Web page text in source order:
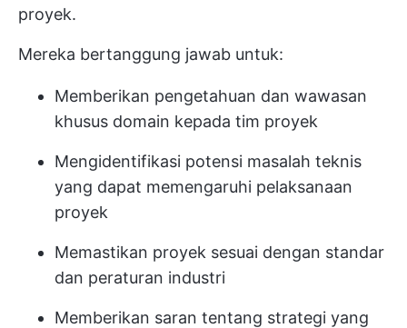
proyek.
Mereka bertanggung jawab untuk:
Memberikan pengetahuan dan wawasan
khusus domain kepada tim proyek
Mengidentifikasi potensi masalah teknis
yang dapat memengaruhi pelaksanaan
proyek
Memastikan proyek sesuai dengan standar
dan peraturan industri
Memberikan saran tentang strategi yang